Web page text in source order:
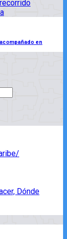
en
Dónde